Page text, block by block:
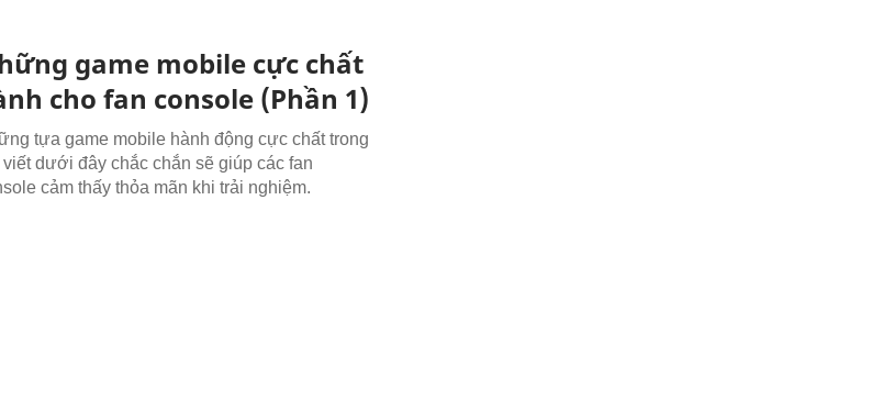
game mobile cực chất
cho fan console (Phần 1)
tựa game mobile hành động cực chất trong
viết dưới đây chắc chắn sẽ giúp các fan
cảm thấy thỏa mãn khi trải nghiệm.